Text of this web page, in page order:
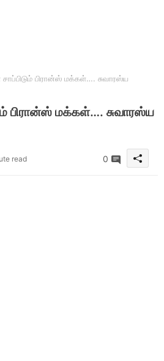
பிரான்ஸ் மக்கள்…. சுவாரஸ்ய
பிரான்ஸ் மக்கள்…. சுவாரஸ்ய
read 0